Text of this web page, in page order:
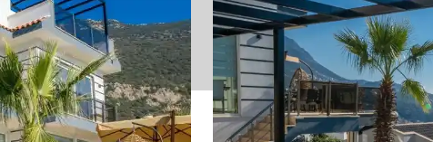
GR